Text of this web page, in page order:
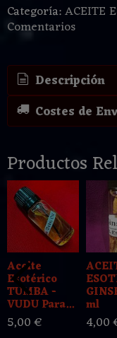
Categoría:ACEITE
Comentarios
Descripción
Costes de
Productos
Aceite
Esotérico
TUMBA -
VUDU Para...
5,00 €
ml
4,00